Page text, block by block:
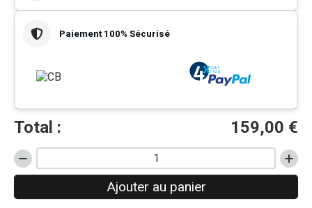
Paiement 100% Sécurisé
Total : 159,00 €
quantité
de
Ajouter au panier